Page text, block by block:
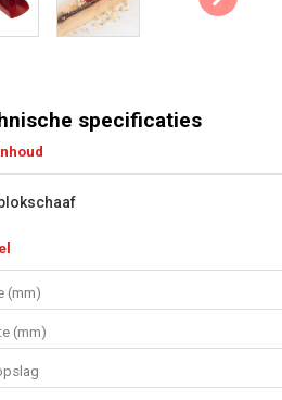
specificaties
(mm)
(mm)